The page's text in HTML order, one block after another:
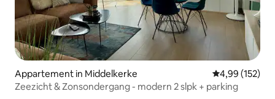
Appartement in Middelkerke Gemiddelde
4,99 (152)
Zeezicht & Zonsondergang - modern 2 slpk + parking